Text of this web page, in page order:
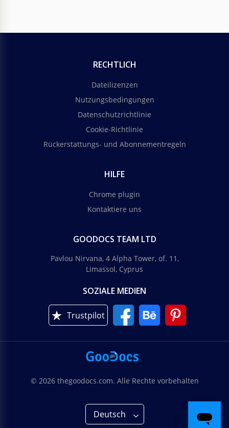
RECHTLICH
Dateilizenzen
Nutzungsbedingungen
Datenschutzrichtlinie
Cookie-Richtlinie
Rückerstattungs- und Abonnementregeln
HILFE
Chrome plugin
Kontaktiere uns
GOODOCS TEAM LTD
Pavlou Nirvana, 4 Alpha Tower, of. 11,
Limassol, Cyprus
SOZIALE MEDIEN
Trustpilot
© 2026 thegoodocs.com. Alle Rechte vorbehalten
Deutsch